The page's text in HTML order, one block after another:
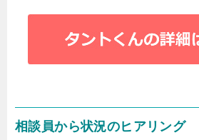
相談員から状況のヒアリング